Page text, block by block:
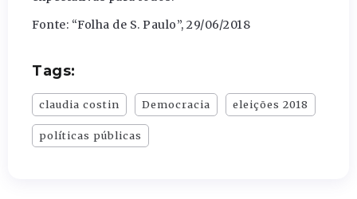
Fonte: “Folha de S. Paulo”, 29/06/2018
Tags:
claudia costin Democracia eleições 2018
políticas públicas